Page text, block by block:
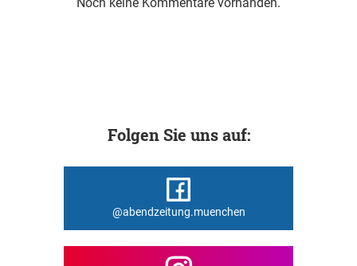
Folgen Sie uns auf:
@abendzeitung.muenchen